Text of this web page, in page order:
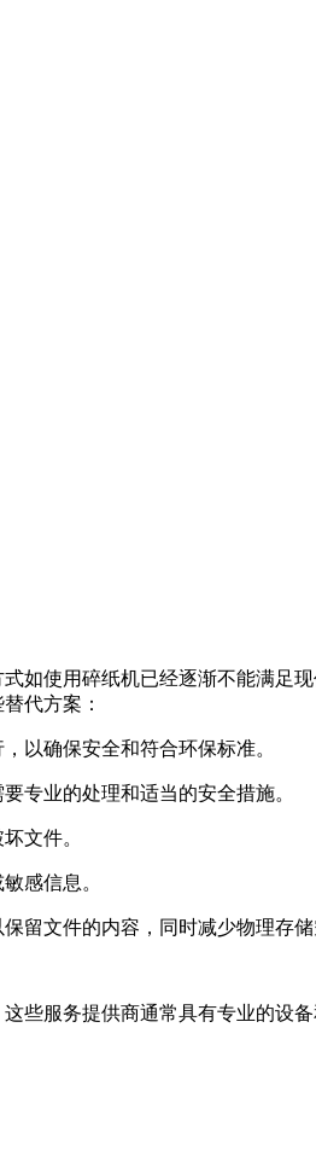
如使用碎纸机已经逐渐不能满足
代方案：
以确保安全和符合环保标准。
专业的处理和适当的安全措施。
文件。
感信息。
留文件的内容，同时减少物理存储
些服务提供商通常具有专业的设